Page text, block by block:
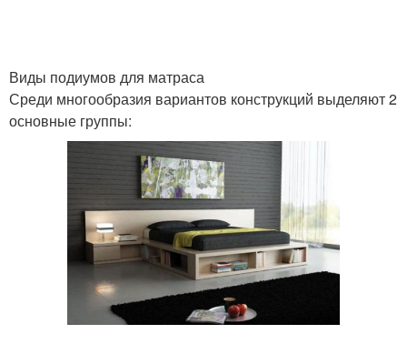
Виды подиумов для матраса
Среди многообразия вариантов конструкций выделяют 2
основные группы: